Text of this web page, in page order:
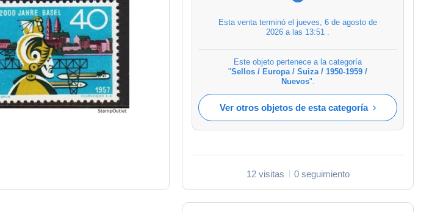
Esta venta terminó el jueves, 6 de agosto de
2026 a las 13:51
Este objeto pertenece a la categoría
"Sellos / Europa / Suiza / 1950-1959 /
Nuevos".
Ver otros objetos de esta categoría
12 visitas 0 seguimiento